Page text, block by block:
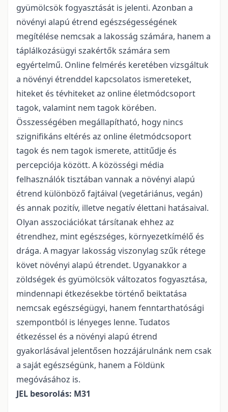
gyümölcsök fogyasztását is jelenti. Azonban a
növényi alapú étrend egészségességének
megítélése nemcsak a lakosság számára, hanem a
táplálkozásügyi szakértők számára sem
egyértelmű. Online felmérés keretében vizsgáltuk
a növényi étrenddel kapcsolatos ismereteket,
hiteket és tévhiteket az online életmódcsoport
tagok, valamint nem tagok körében.
Összességében megállapítható, hogy nincs
szignifikáns eltérés az online életmódcsoport
tagok és nem tagok ismerete, attitűdje és
percepciója között. A közösségi média
felhasználók tisztában vannak a növényi alapú
étrend különböző fajtáival (vegetáriánus, vegán)
és annak pozitív, illetve negatív élettani hatásaival.
Olyan asszociációkat társítanak ehhez az
étrendhez, mint egészséges, környezetkímélő és
drága. A magyar lakosság viszonylag szűk rétege
követ növényi alapú étrendet. Ugyanakkor a
zöldségek és gyümölcsök változatos fogyasztása,
mindennapi étkezésekbe történő beiktatása
nemcsak egészségügyi, hanem fenntarthatósági
szempontból is lényeges lenne. Tudatos
étkezéssel és a növényi alapú étrend
gyakorlásával jelentősen hozzájárulnánk nem csak
a saját egészségünk, hanem a Földünk
megóvásához is.
JEL besorolás: M31